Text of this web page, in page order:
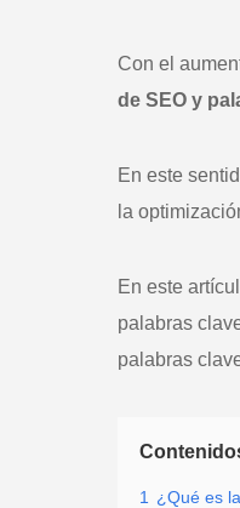
Con el
de SEO y
En este
la
En este
palabras
palabras
1
¿Qué es